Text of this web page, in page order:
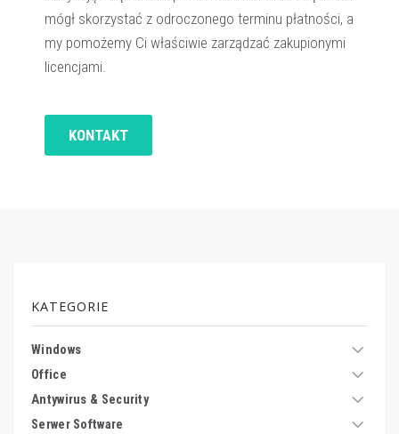
mógł skorzystać z odroczonego terminu płatności, a
my pomożemy Ci właściwie zarządzać zakupionymi
licencjami.
KONTAKT
KATEGORIE
Windows
Office
Antywirus & Security
Serwer Software